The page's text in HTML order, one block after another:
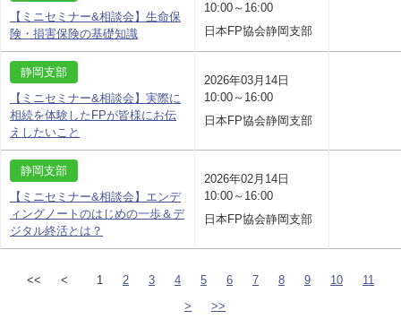
【ミニセミナー&相談会】生命保
険・損害保険の基礎知識
10:00～16:00
日本FP協会静岡支部
静岡支部
【ミニセミナー&相談会】実際に
相続を体験したFPが皆様にお伝
えしたいこと
2026年03月14日
10:00～16:00
日本FP協会静岡支部
静岡支部
【ミニセミナー&相談会】エンデ
ィングノートのはじめの一歩＆デ
ジタル終活とは？
2026年02月14日
10:00～16:00
日本FP協会静岡支部
<< < 1 2 3 4 5 6 7 8 9 10
11
>
>>